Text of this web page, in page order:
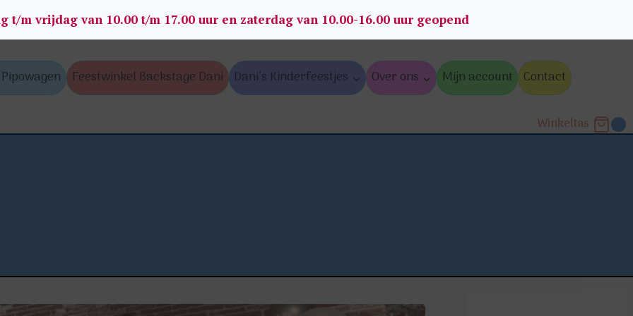
t/m vrijdag van 10.00 t/m 17.00 uur en zaterdag van 10.00-16.00 uur geopend
Pipowagen Feestwinkel Backstage Dani Dani’s Kinderfeestjes Over ons Mijn account Contact
Winkeltas